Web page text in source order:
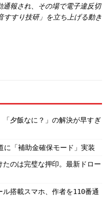
報され、その場で電子違反切
すすり技研」を立ち上げる動き
「夕飯なに？」の解決が早すぎ
「補助金確保モード」実装
のは完璧な押印。最新ドロー
搭載スマホ、作者を110番通